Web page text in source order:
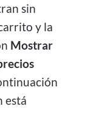
sin
y la
Mostrar
está